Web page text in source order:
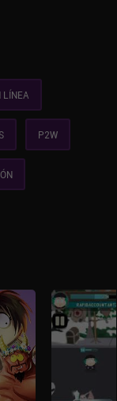
LÍNEA
P2W